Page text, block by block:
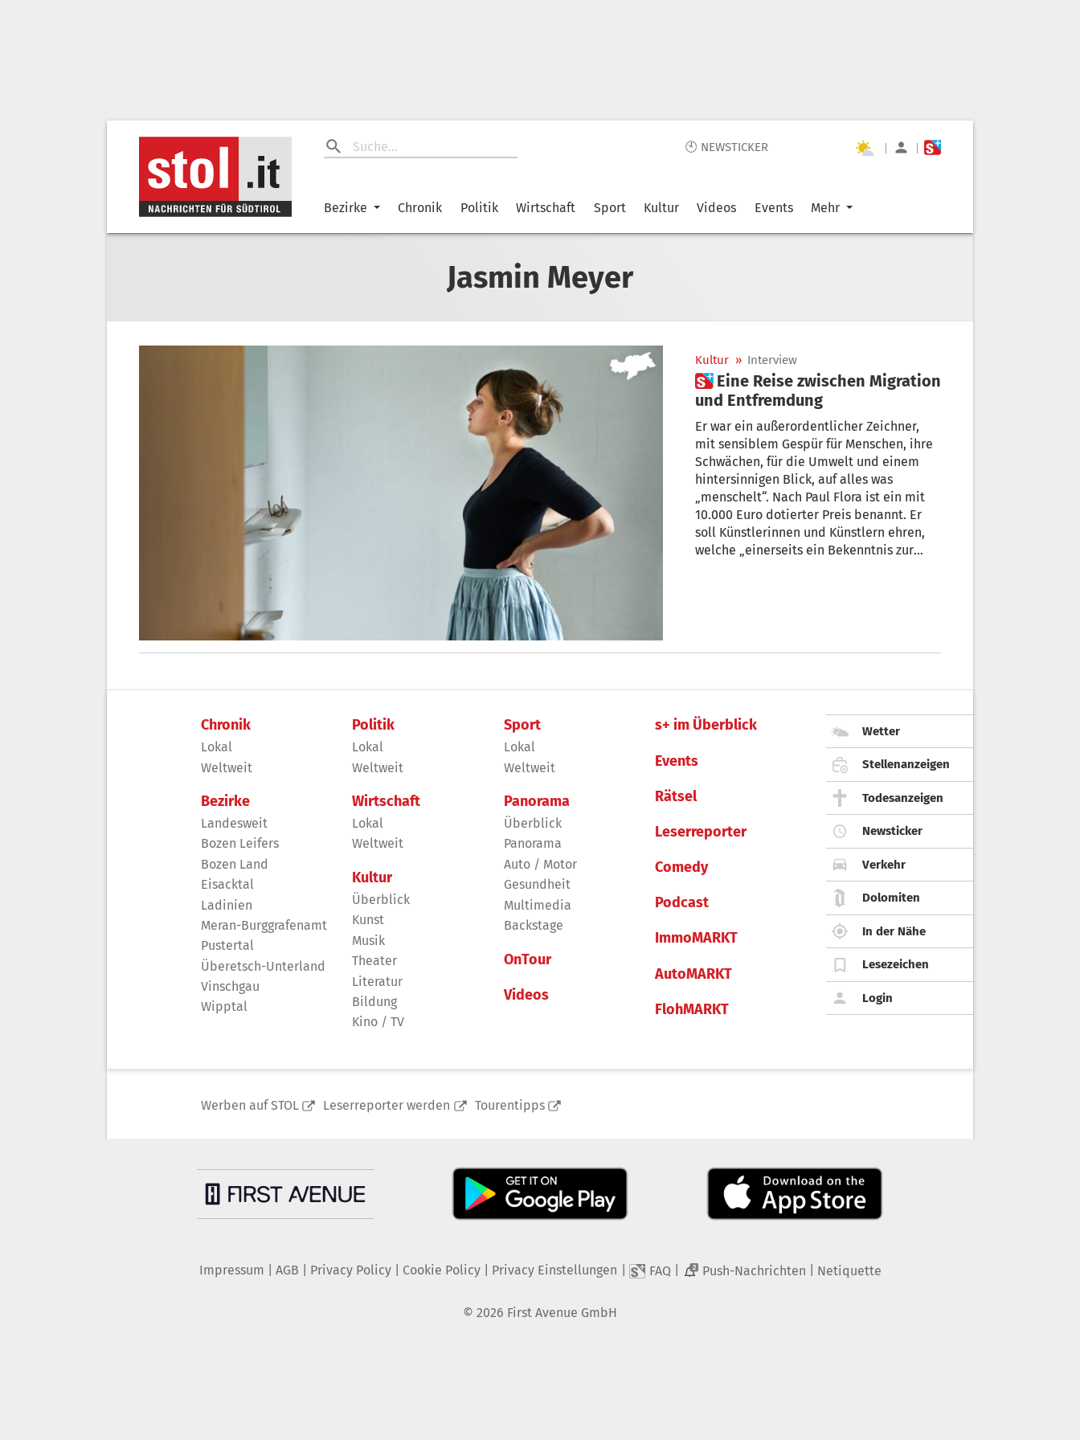
🕙 NEWSTICKER | |
Bezirke Chronik Politik Wirtschaft Sport Kultur Videos Events Mehr
Jasmin Meyer
Kultur » Interview
 Eine Reise zwischen Migration
und Entfremdung
Er war ein außerordentlicher Zeichner,
mit sensiblem Gespür für Menschen, ihre
Schwächen, für die Umwelt und einem
hintersinnigen Blick, auf alles was
„menschelt“. Nach Paul Flora ist ein mit
10.000 Euro dotierter Preis benannt. Er
soll Künstlerinnen und Künstlern ehren,
welche „einerseits ein Bekenntnis zur
Chronik
Lokal
Weltweit
Bezirke
Landesweit
Bozen Leifers
Bozen Land
Eisacktal
Ladinien
Meran-Burggrafenamt
Pustertal
Überetsch-Unterland
Vinschgau
Wipptal
Politik
Lokal
Weltweit
Wirtschaft
Lokal
Weltweit
Kultur
Überblick
Kunst
Musik
Theater
Literatur
Bildung
Kino / TV
Sport
Lokal
Weltweit
Panorama
Überblick
Panorama
Auto / Motor
Gesundheit
Multimedia
Backstage
OnTour
Videos
s+ im Überblick
Events
Rätsel
Leserreporter
Comedy
Podcast
ImmoMARKT
AutoMARKT
FlohMARKT
Wetter
Stellenanzeigen
Todesanzeigen
Newsticker
Verkehr
Dolomiten
In der Nähe
Lesezeichen
Login
Werben auf STOL Leserreporter werden Tourentipps
Impressum AGB Privacy Policy| Cookie Policy| Privacy Einstellungen FAQ 2 Push-Nachrichten Netiquette
© 2026 First Avenue GmbH